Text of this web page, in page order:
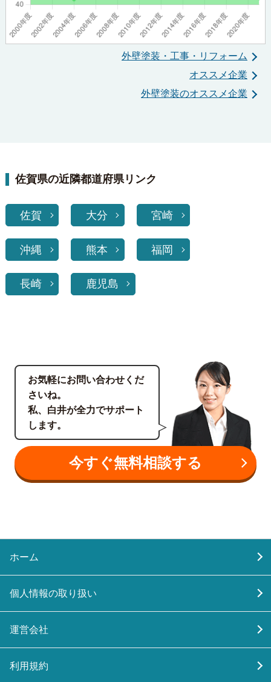
外壁塗装・工事・リフォーム
オススメ企業
外壁塗装のオススメ企業
佐賀県の近隣都道府県リンク
佐賀 大分 宮崎
沖縄 熊本 福岡
長崎 鹿児島
お気軽にお問い合わせくだ
さいね。
私、白井が全力でサポート
します。
今すぐ無料相談する
ホーム
個人情報の取り扱い
運営会社
利用規約